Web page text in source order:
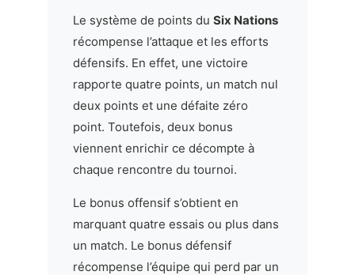
Le système de points du Six Nations
récompense l’attaque et les efforts
défensifs. En effet, une victoire
rapporte quatre points, un match nul
deux points et une défaite zéro
point. Toutefois, deux bonus
viennent enrichir ce décompte à
chaque rencontre du tournoi.
Le bonus offensif s’obtient en
marquant quatre essais ou plus dans
un match. Le bonus défensif
récompense l’équipe qui perd par un